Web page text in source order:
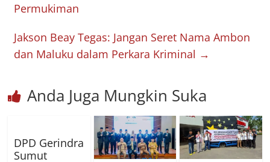
Permukiman
Jakson Beay Tegas: Jangan Seret Nama Ambon
dan Maluku dalam Perkara Kriminal →
Anda Juga Mungkin Suka
DPD Gerindra
Sumut